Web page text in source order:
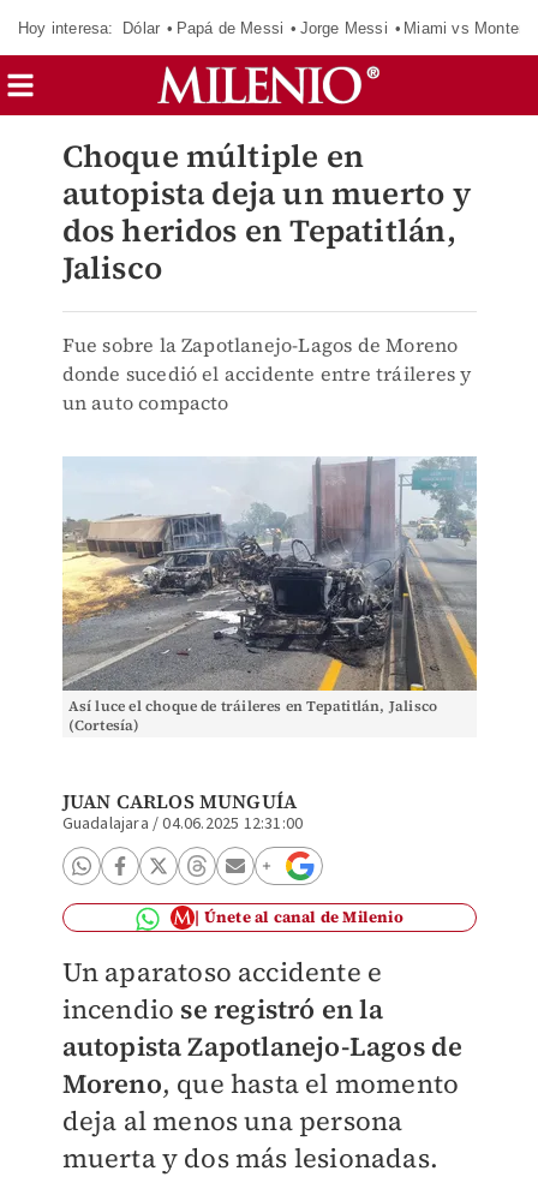
Hoy interesa: Dólar Papá de Messi Jorge Messi Miami vs
Choque múltiple en
autopista deja un muerto y
dos heridos en Tepatitlán,
Jalisco
Fue sobre la Zapotlanejo-Lagos de Moreno
donde sucedió el accidente entre tráileres y
un auto compacto
Así luce el choque de tráileres en Tepatitlán, Jalisco
(Cortesía)
JUAN CARLOS MUNGUÍA
Guadalajara /04.06.2025 12:31:00
Únete al canal de Milenio
Un aparatoso accidente e
incendio se registró en la
autopista Zapotlanejo-Lagos de
Moreno, que hasta el momento
deja al menos una persona
muerta y dos más lesionadas.